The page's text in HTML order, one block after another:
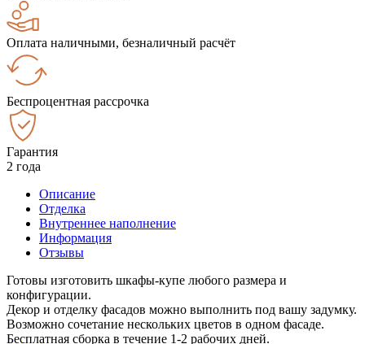
Оплата наличными, безналичный расчёт
Беспроцентная рассрочка
Гарантия
2 года
Описание
Отделка
Внутреннее наполнение
Информация
Отзывы
Готовы изготовить шкафы-купе любого размера и
конфигурации.
Декор и отделку фасадов можно выполнить под вашу задумку.
Возможно сочетание нескольких цветов в одном фасаде.
Бесплатная сборка в течение 1-2 рабочих дней.